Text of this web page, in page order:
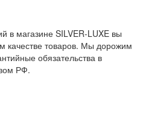
в магазине SILVER-LUXE вы
качестве товаров. Мы дорожим
обязательства в
РФ.